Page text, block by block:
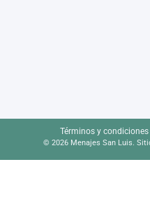
Términos y condiciones
© 2026 Menajes San Luis.